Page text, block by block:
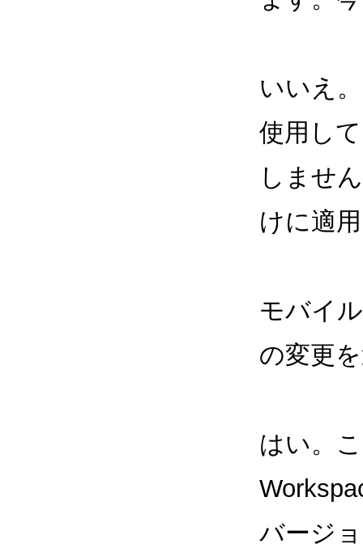
いいえ
使用し
しませ
けに適
モバイ
の変更
はい。
バージ